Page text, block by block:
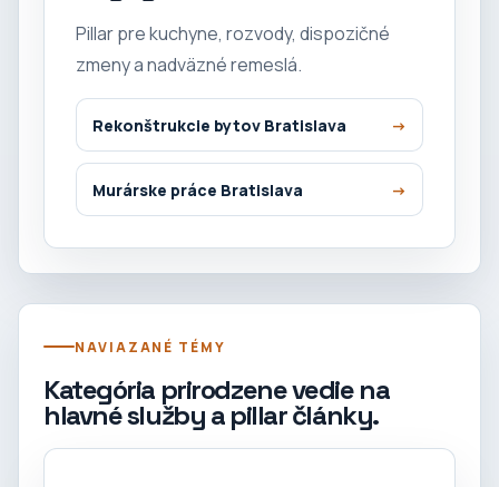
Pillar pre kuchyne, rozvody, dispozičné
zmeny a nadväzné remeslá.
Rekonštrukcie bytov Bratislava
Murárske práce Bratislava
NAVIAZANÉ TÉMY
Kategória prirodzene vedie na
hlavné služby a pillar články.